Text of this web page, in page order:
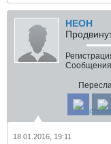
HEOH
18.01.2016, 19:11